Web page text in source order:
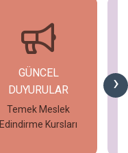
›
GÜNCEL
DUYURULAR
Temek Meslek
Edindirme Kursları